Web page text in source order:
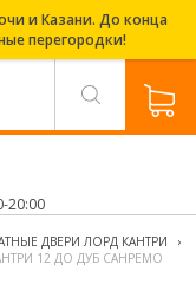
и Казани. До конца
перегородки!
20:00
ДВЕРИ ЛОРД КАНТРИ
›
12 ДО ДУБ САНРЕМО